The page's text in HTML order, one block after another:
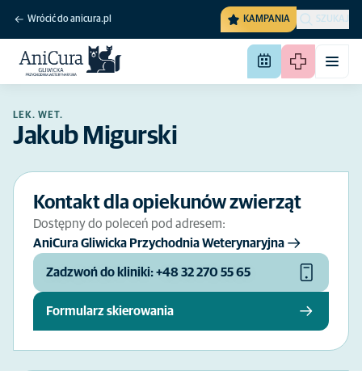
Wrócić do anicura.pl KAMPANIA SZUKAJ
LEK. WET.
Jakub Migurski
Kontakt dla opiekunów zwierząt
Dostępny do poleceń pod adresem:
AniCura Gliwicka Przychodnia Weterynaryjna
Zadzwoń do kliniki: +48 32 270 55 65
Formularz skierowania